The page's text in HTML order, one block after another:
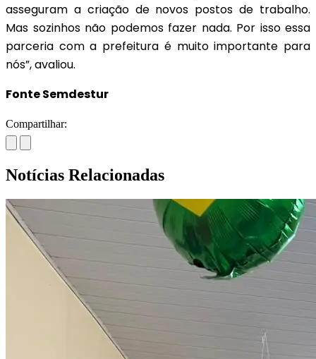
asseguram a criação de novos postos de trabalho.
Mas sozinhos não podemos fazer nada. Por isso essa
parceria com a prefeitura é muito importante para
nós”, avaliou.
Fonte Semdestur
Compartilhar:
Notícias Relacionadas